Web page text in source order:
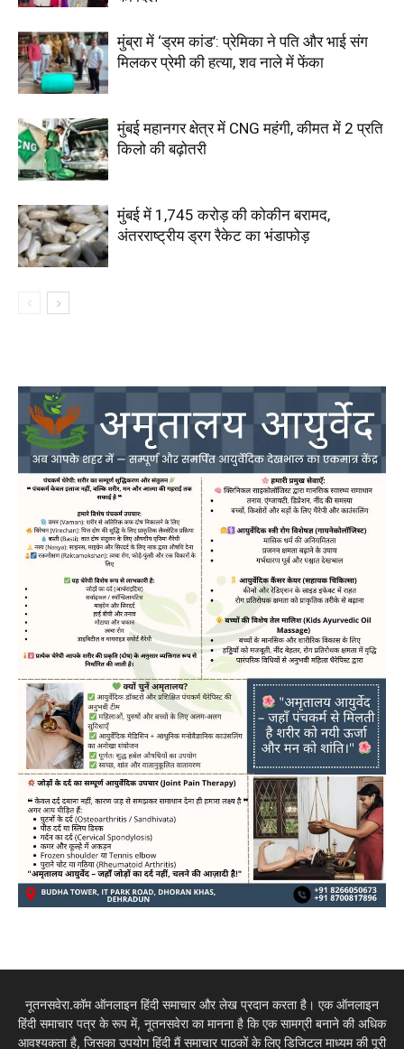
मुंब्रा में ‘ड्रम कांड’: प्रेमिका ने पति और भाई संग
मिलकर प्रेमी की हत्या, शव नाले में फेंका
मुंबई महानगर क्षेत्र में CNG महंगी, कीमत में ₹2 प्रति
किलो की बढ़ोतरी
मुंबई में 1,745 करोड़ की कोकीन बरामद,
अंतरराष्ट्रीय ड्रग रैकेट का भंडाफोड़
नूतनसवेरा.कॉम ऑनलाइन हिंदी समाचार और लेख प्रदान करता है। एक ऑनलाइन
हिंदी समाचार पत्र के रूप में, नूतनसवेरा का मानना है कि एक सामग्री बनाने की अधिक
आवश्यकता है, जिसका उपयोग हिंदी मैं समाचार पाठकों के लिए डिजिटल माध्यम की पूरी